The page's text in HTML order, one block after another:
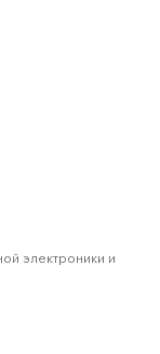
электроники и